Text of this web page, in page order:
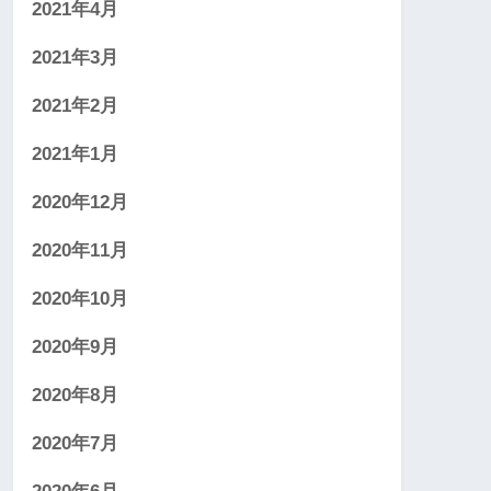
2021年4月
2021年3月
2021年2月
2021年1月
2020年12月
2020年11月
2020年10月
2020年9月
2020年8月
2020年7月